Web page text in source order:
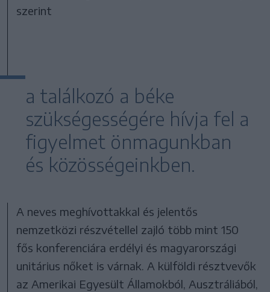
szerint
a találkozó a béke
szükségességére hívja fel a
figyelmet önmagunkban
és közösségeinkben.
A neves meghívottakkal és jelentős
nemzetközi részvétellel zajló több mint 150
fős konferenciára erdélyi és magyarországi
unitárius nőket is várnak. A külföldi résztvevők
az Amerikai Egyesült Államokból, Ausztráliából,